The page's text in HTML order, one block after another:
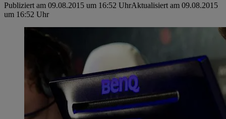
Publiziert am 09.08.2015 um 16:52 UhrAktualisiert am 09.08.2015
um 16:52 Uhr